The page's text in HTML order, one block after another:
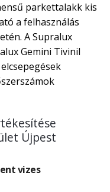
parkettalakk kis
a felhasználás
A Supralux
Gemini Tivinil
Újpest
vizes